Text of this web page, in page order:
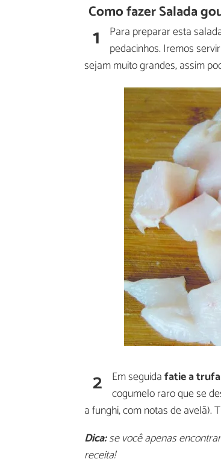
Como fazer Salada
1 Para preparar esta
pedacinhos. Iremos
sejam muito grandes, assim
2 Em seguidafatie a
cogumelo raro que se
a funghi, com notas de avelã).
Dica:se você apenas
receita!